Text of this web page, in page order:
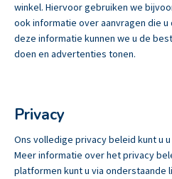
winkel. Hiervoor gebruiken we
ook informatie over aanvragen die
deze informatie kunnen we u de
doen en advertenties tonen.
Privacy
Ons volledige privacy beleid kunt u
Meer informatie over het privacy
platformen kunt u via onderstaande